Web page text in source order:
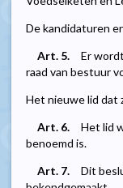
De kandidaturen
Art. 5.
Er
raad van bestuur
Het nieuwe lid dat
Art. 6.
Het lid
benoemd is.
Art. 7.
Dit